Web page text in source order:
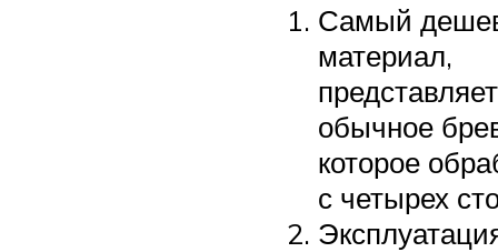
Самый
материал,
обычное
которое
с четырех